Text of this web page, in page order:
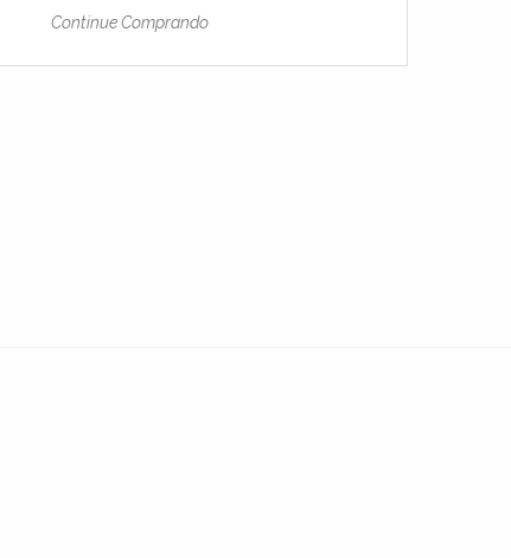
Continue Comprando